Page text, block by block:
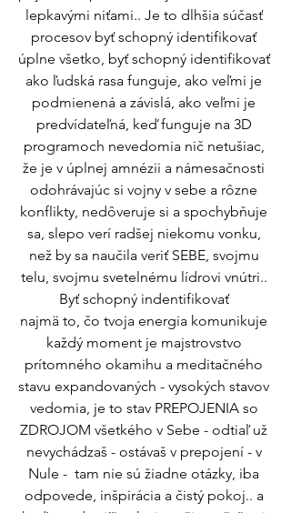
lepkavými niťami.. Je to dlhšia súčasť
procesov byť schopný identifikovať
úplne všetko, byť schopný identifikovať
ako ľudská rasa funguje, ako veľmi je
podmienená a závislá, ako veľmi je
predvídateľná, keď funguje na 3D
programoch nevedomia nič netušiac,
že je v úplnej amnézii a námesačnosti
odohrávajúc si vojny v sebe a rôzne
konflikty, nedôveruje si a spochybňuje
sa, slepo verí radšej niekomu vonku,
než by sa naučila veriť SEBE, svojmu
telu, svojmu svetelnému lídrovi vnútri..
Byť schopný indentifikovať
najmä to, čo tvoja energia komunikuje
každý moment je majstrovstvo
prítomného okamihu a meditačného
stavu expandovaných - vysokých stavov
vedomia, je to stav PREPOJENIA so
ZDROJOM všetkého v Sebe - odtiaľ už
nevychádzaš - ostávaš v prepojení - v
Nule -  tam nie sú žiadne otázky, iba
odpovede, inšpirácia a čistý pokoj.. a